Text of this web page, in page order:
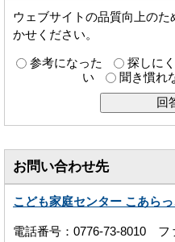
ウェブサイトの品質向上の
かせください。
参考になった 探しに
い
聞き慣れ
お問い合わせ先
こども家庭センター こあらっ
電話番号：0776-73-8010 フ